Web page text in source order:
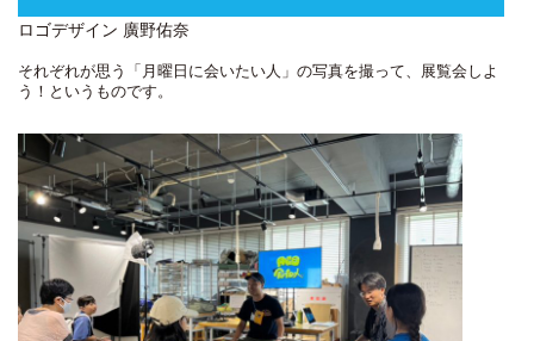
ロゴデザイン 廣野佑奈
それぞれが思う「月曜日に会いたい人」の写真を撮って、展覧会しよ
う！というものです。